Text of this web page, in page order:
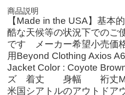
商品説明
【Made in the USA】基本
酷な天候等の状況下でのご
です メーカー希望小売価
用Beyond Clothing Axios
Jacket Color : Coyote
ズ 着丈 身幅 裄丈M
米国シアトルのアウトドア